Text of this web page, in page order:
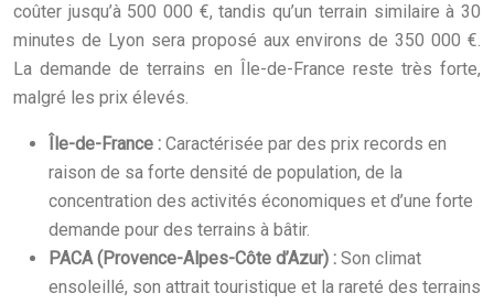
coûter jusqu’à 500 000 €, tandis qu’un terrain similaire à 30
minutes de Lyon sera proposé aux environs de 350 000 €.
La demande de terrains en Île-de-France reste très forte,
malgré les prix élevés.
Île-de-France : Caractérisée par des prix records en
raison de sa forte densité de population, de la
concentration des activités économiques et d’une forte
demande pour des terrains à bâtir.
PACA (Provence-Alpes-Côte d’Azur) : Son climat
ensoleillé, son attrait touristique et la rareté des terrains